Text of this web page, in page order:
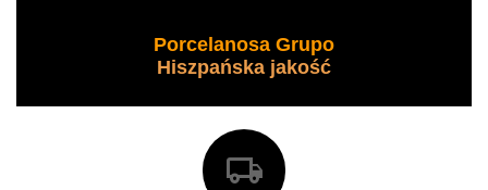
Porcelanosa Grupo
Hiszpańska jakość